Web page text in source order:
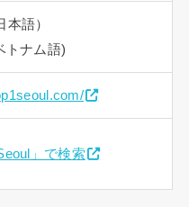
本語）
トナム語)
」で検索